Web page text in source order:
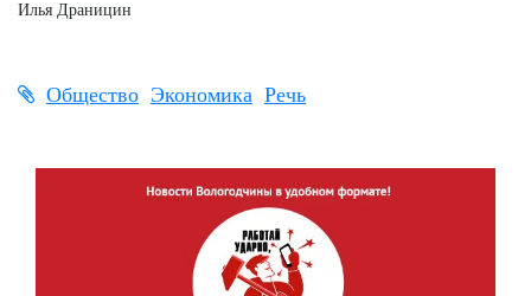
Илья Драницин
Общество Экономика Речь